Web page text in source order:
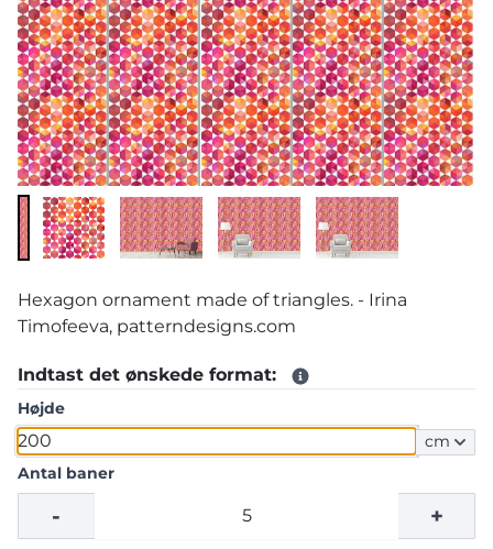
Hexagon ornament made of triangles. - Irina
Timofeeva, patterndesigns.com
Indtast det ønskede format:
Højde
cm
Antal baner
- +